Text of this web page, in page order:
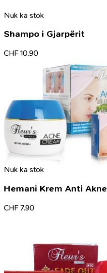
Nuk ka stok
Shampo i Gjarpërit
CHF 10.90
Nuk ka stok
Hemani Krem Anti Akne
CHF 7.90